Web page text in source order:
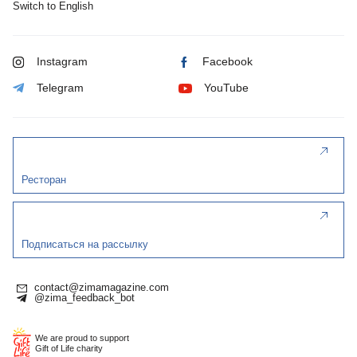
Switch to English
Instagram Facebook
Telegram YouTube
Ресторан
Подписаться на рассылку
contact@zimamagazine.com
@zima_feedback_bot
We are proud to support
Gift of Life charity